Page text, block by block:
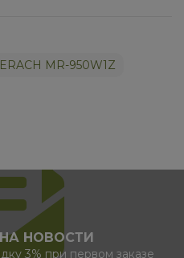
MR-950W1Z
НОВОСТИ
3% при первом заказе